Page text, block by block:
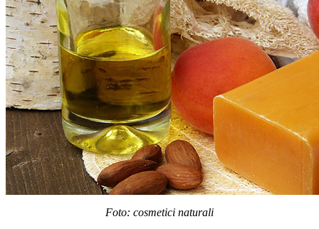
Foto: cosmetici naturali